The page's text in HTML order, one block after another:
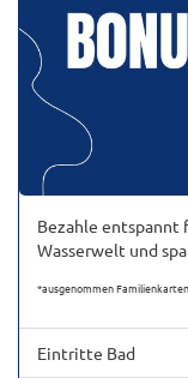
Bezahle entspannt
Wasserwelt und
*ausgenommen
Eintritte Bad